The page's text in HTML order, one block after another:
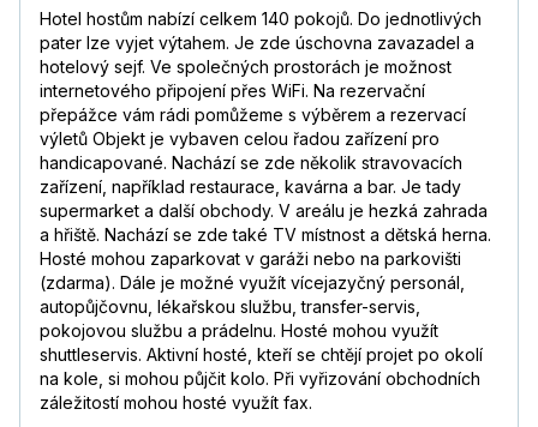
Hotel hostům nabízí celkem 140 pokojů. Do jednotlivých
pater lze vyjet výtahem. Je zde úschovna zavazadel a
hotelový sejf. Ve společných prostorách je možnost
internetového připojení přes WiFi. Na rezervační
přepážce vám rádi pomůžeme s výběrem a rezervací
výletů Objekt je vybaven celou řadou zařízení pro
handicapované. Nachází se zde několik stravovacích
zařízení, například restaurace, kavárna a bar. Je tady
supermarket a další obchody. V areálu je hezká zahrada
a hřiště. Nachází se zde také TV místnost a dětská herna.
Hosté mohou zaparkovat v garáži nebo na parkovišti
(zdarma). Dále je možné využít vícejazyčný personál,
autopůjčovnu, lékařskou službu, transfer-servis,
pokojovou službu a prádelnu. Hosté mohou využít
shuttleservis. Aktivní hosté, kteří se chtějí projet po okolí
na kole, si mohou půjčit kolo. Při vyřizování obchodních
záležitostí mohou hosté využít fax.